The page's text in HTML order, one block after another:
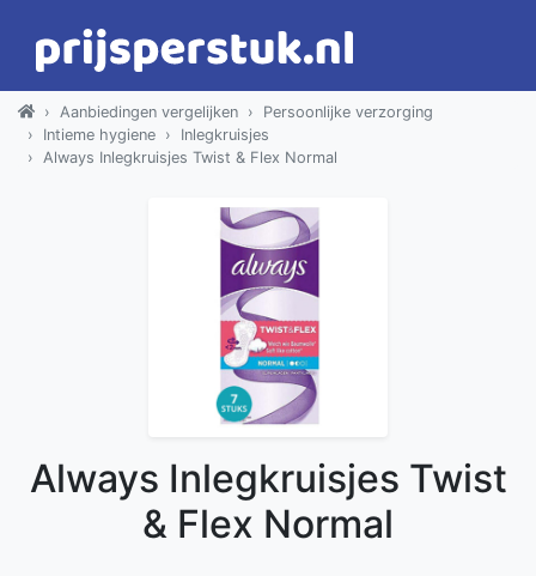
Aanbiedingen vergelijken
Persoonlijke verzorging
Intieme hygiene
Inlegkruisjes
Always Inlegkruisjes Twist & Flex Normal
Always Inlegkruisjes Twist
& Flex Normal